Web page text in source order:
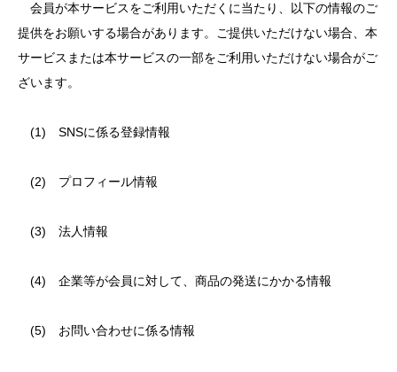
会員が本サービスをご利用いただくに当たり、以下の情報のご
提供をお願いする場合があります。ご提供いただけない場合、本
サービスまたは本サービスの一部をご利用いただけない場合がご
ざいます。
(1) SNSに係る登録情報
(2) プロフィール情報
(3) 法人情報
(4) 企業等が会員に対して、商品の発送にかかる情報
(5) お問い合わせに係る情報